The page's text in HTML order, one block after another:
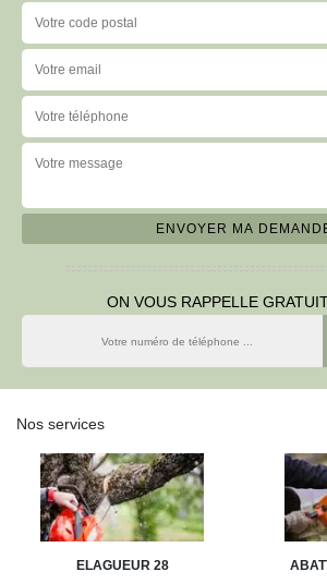
ON VOUS RAPPELLE
Nos services
ELAGUEUR 28